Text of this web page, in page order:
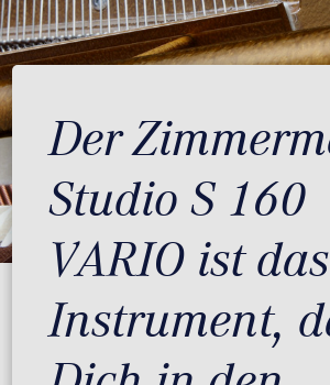
Der
Studio S 160
VARIO ist das
Instrument,